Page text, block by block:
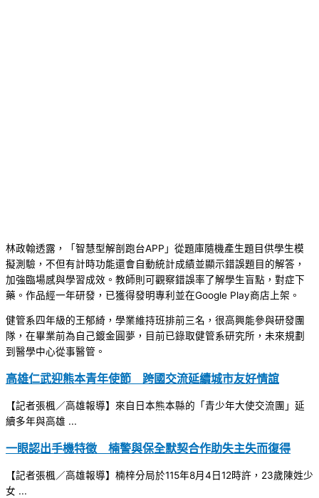
林政翰透露，「智慧型解剖跑台APP」從題庫隨機產生題目供學生模
擬測驗，不但有計時功能還會自動統計成績並顯示錯誤題目的解答，
加強臨場感與學習成效。教師則可觀察錯誤率了解學生盲點，對症下
藥。作品經一年研發，已獲得發明專利並在Google Play商店上架。
健管系四年級的王郁綺，學業維持班排前三名，很高興能參與研發團
隊，在畢業前為自己鍍金圓夢，目前已錄取健管系研究所，未來規劃
到醫學中心從事醫管。
高雄仁武迎熊本青年使節 跨國交流延續城市友好情誼
【記者張楓／高雄報導】來自日本熊本縣的「青少年大使交流團」延
續多年與高雄 ...
一眼認出手機特徵 楠警與保全默契合作助失主失而復得
【記者張楓／高雄報導】楠梓分局於115年8月4日12時許，23歲陳姓少
女 ...